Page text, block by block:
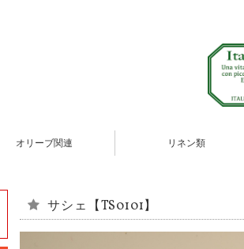
オリーブ関連 リネン類
サシェ【TS0101】